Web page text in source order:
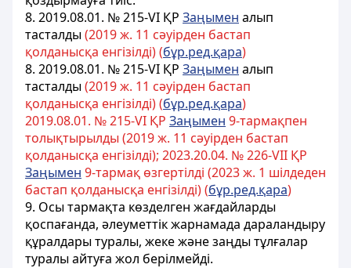
8. 2019.08.01. № 215-VІ ҚР Заңымен алып
тасталды(2019 ж. 11 сәуірден бастап
қолданысқа енгізілді) (бұр.ред.қара)
8. 2019.08.01. № 215-VІ ҚР Заңымен алып
тасталды(2019 ж. 11 сәуірден бастап
қолданысқа енгізілді) (бұр.ред.қара)
2019.08.01. № 215-VІ ҚР Заңымен 9-тармақпен
толықтырылды (2019 ж. 11 сәуірден бастап
қолданысқа енгізілді); 2023.20.04. № 226-VІІ ҚР
Заңымен 9-тармақ өзгертілді (2023 ж. 1 шілдеден
бастап қолданысқа енгізілді) (бұр.ред.қара)
9. Осы тармақта көзделген жағдайларды
қоспағанда, әлеуметтік жарнамада дараландыру
құралдары туралы, жеке және заңды тұлғалар
туралы айтуға жол берілмейді.